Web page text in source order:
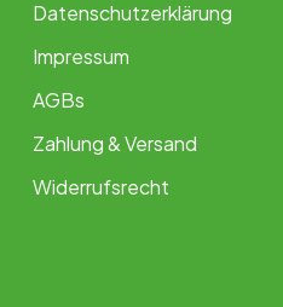
Datenschutzerklärung
Impressum
AGBs
Zahlung & Versand
Widerrufsrecht